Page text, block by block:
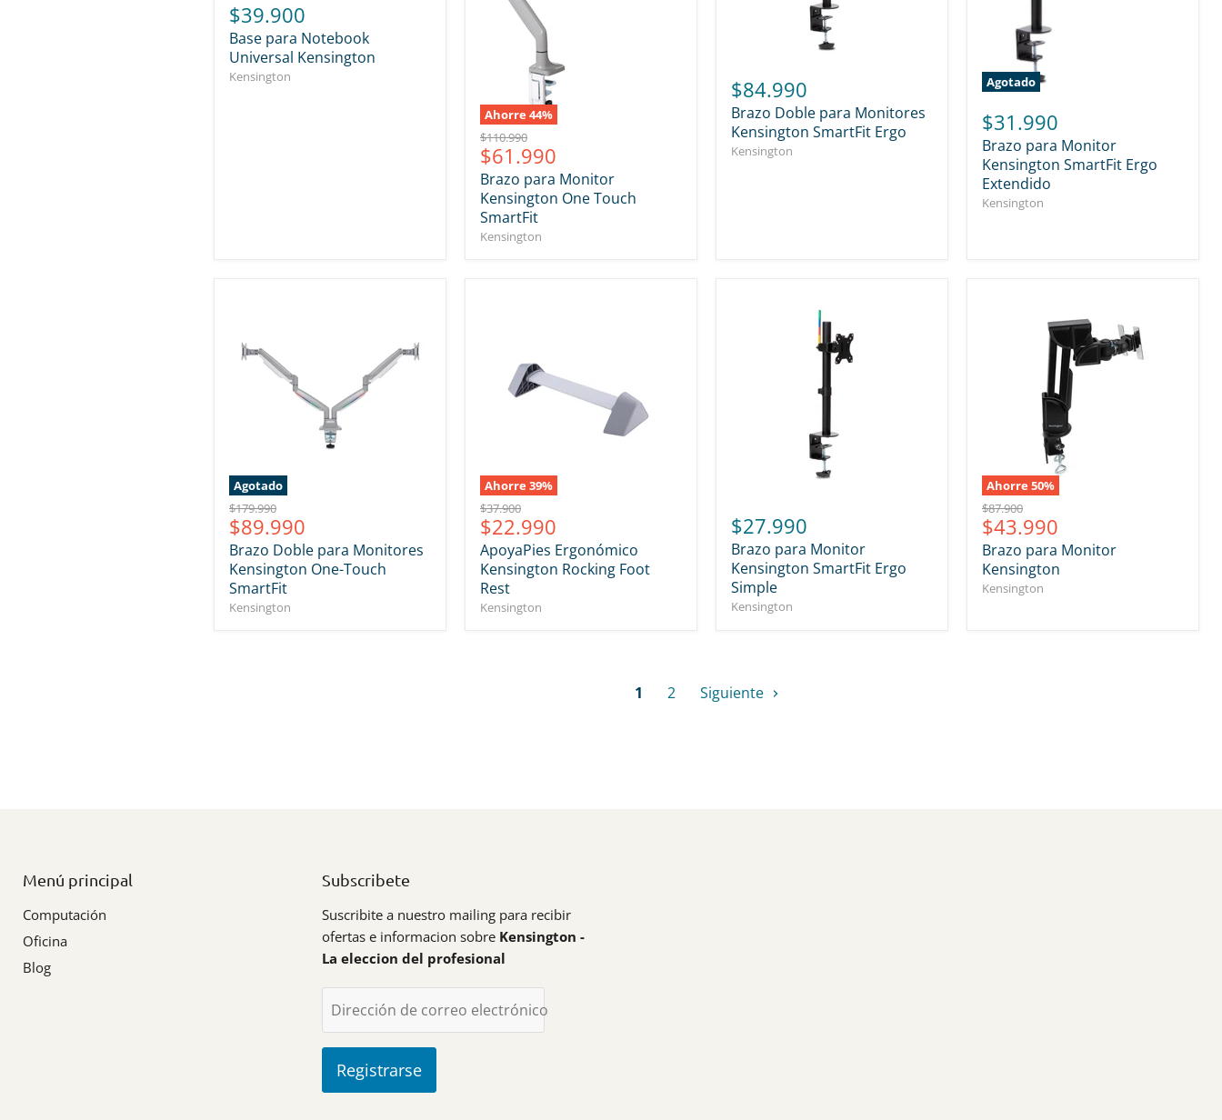
$39.900
Base para Notebook
Universal Kensington
Kensington
Ahorre44%
Precio
original
$110.990
Precio
actual
$61.990
Brazo para Monitor
Kensington One Touch
SmartFit
Kensington
$84.990
Brazo Doble para Monitores
Kensington SmartFit Ergo
Kensington
Agotado
$31.990
Brazo para Monitor
Kensington SmartFit Ergo
Extendido
Kensington
Agotado
Precio
original
$179.990
Precio
actual
$89.990
Brazo Doble para Monitores
Kensington One-Touch
SmartFit
Kensington
Ahorre39%
Precio
original
$37.900
Precio
actual
$22.990
ApoyaPies Ergonómico
Kensington Rocking Foot
Rest
Kensington
$27.990
Brazo para Monitor
Kensington SmartFit Ergo
Simple
Kensington
Ahorre50%
Precio
original
$87.900
Precio
actual
$43.990
Brazo para Monitor
Kensington
Kensington
1 2 Siguiente
Menú principal
Computación
Oficina
Blog
Subscribete
Suscribite a nuestro mailing para recibir
ofertas e informacion sobre Kensington -
La eleccion del profesional
Dirección de correo electrónico
Registrarse